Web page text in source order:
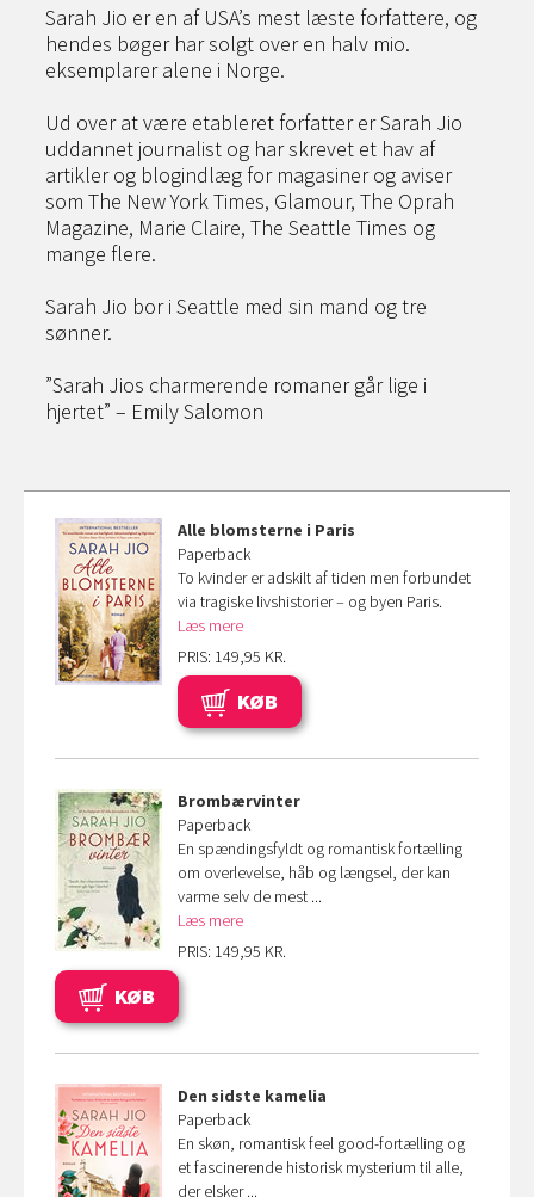
Sarah Jio er en af USA’s mest læste forfattere, og
hendes bøger har solgt over en halv mio.
eksemplarer alene i Norge.
Ud over at være etableret forfatter er Sarah Jio
uddannet journalist og har skrevet et hav af
artikler og blogindlæg for magasiner og aviser
som The New York Times, Glamour, The Oprah
Magazine, Marie Claire, The Seattle Times og
mange flere.
Sarah Jio bor i Seattle med sin mand og tre
sønner.
”Sarah Jios charmerende romaner går lige i
hjertet” – Emily Salomon
Alle blomsterne i Paris
Paperback
To kvinder er adskilt af tiden men forbundet
via tragiske livshistorier – og byen Paris.
Læs mere
PRIS: 149,95 KR.
KØB
Brombærvinter
Paperback
En spændingsfyldt og romantisk fortælling
om overlevelse, håb og længsel, der kan
varme selv de mest ...
Læs mere
PRIS: 149,95 KR.
KØB
Den sidste kamelia
Paperback
En skøn, romantisk feel good-fortælling og
et fascinerende historisk mysterium til alle,
der elsker ...